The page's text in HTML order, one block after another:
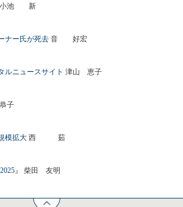
小池 新
ナー氏が死去 音 好宏
ルニュースサイト 津山 恵子
子
模拡大 西 茹
』
柴田 友明